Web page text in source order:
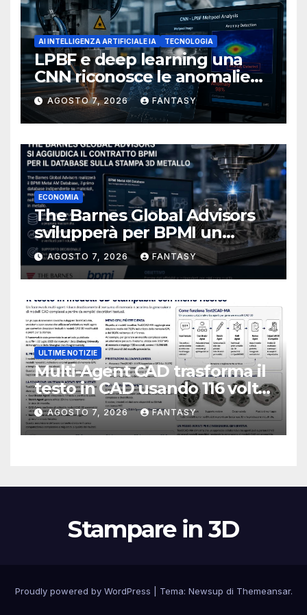
AI INTELLIGENZA ARTIFICIALE IA TECNOLOGIA
LPBF e deep learning una
CNN riconosce le anomalie
del bagno di fusione
AGOSTO 7, 2026 FANTASY
ECONOMIA
The Barnes Global Advisors
svilupperà per BPMI un
database per la stampa 3D
metallica destinata alla filiera
navale statunitense
AGOSTO 7, 2026 FANTASY
ULTIME NOTIZIE
Multi-Agent CAD trasforma il
testo in CAD usando 116 volte
meno token
AGOSTO 7, 2026 FANTASY
Stampare in 3D
Proudly powered by WordPress Tema: Newsup di Themeansar.